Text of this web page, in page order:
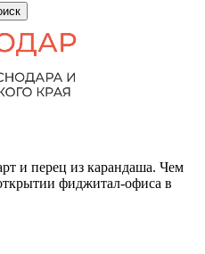
и перец из карандаша. Чем
фиджитал-офиса в